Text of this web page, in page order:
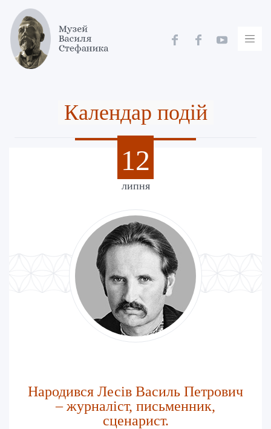
content
Календар подій
12
липня
Народився Лесів Василь Петрович
– журналіст, письменник,
сценарист.